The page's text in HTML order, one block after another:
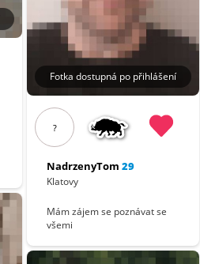
Fotka dostupná po přihlášení
?
NadrzenyTom 29
Klatovy
Mám zájem se poznávat se
všemi